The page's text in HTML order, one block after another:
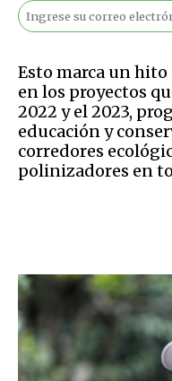
Esto marca un
en los proyectos
2022 y el 2023,
educación y
corredores
polinizadores en